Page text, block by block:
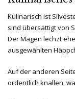
Kulinarisch ist
sind übersättigt von
Der Magen lechzt
ausgewählten
Auf der anderen
ordentlich knallen,